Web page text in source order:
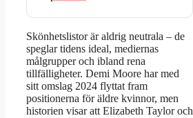
Skönhetslistor är aldrig neutrala – de
speglar tidens ideal, mediernas
målgrupper och ibland rena
tillfälligheter. Demi Moore har med
sitt omslag 2024 flyttat fram
positionerna för äldre kvinnor, men
historien visar att Elizabeth Taylor och